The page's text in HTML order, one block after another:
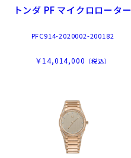
トンダ PF マイクロローター
PFC914-2020002-200182
￥14,014,000 （税込）